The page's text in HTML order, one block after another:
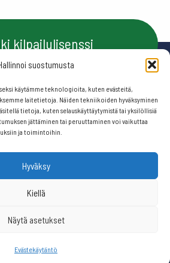
suostumusta
käytämme teknologioita, kuten evästeitä,
laitetietoja. Näiden tekniikoiden hyväksyminen
tietoja, kuten selauskäyttäytymistä tai yksilöllisiä
jättäminen tai peruuttaminen voi vaikuttaa
ja toimintoihin.
Hyväksy
Kiellä
Näytä asetukset
Evästekäytäntö
kilpailulisenssi
Ota yhteyttä
meitä:
frisbeegolfliitto.
by506 ikkunaa